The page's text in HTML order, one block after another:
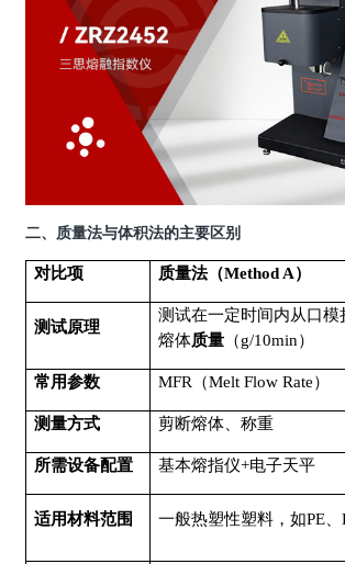
二、质量法与体积法的主要区别
对比项 质量法（Method A）
测试原理
测试在一定时间内从口模
熔体质量 （g/10min）
常用参数 MFR（Melt Flow Rate）
测量方式 剪断熔体、称重
所需设备配置 基本熔指仪+电子天平
适用材料范围 一般热塑性塑料，如PE、